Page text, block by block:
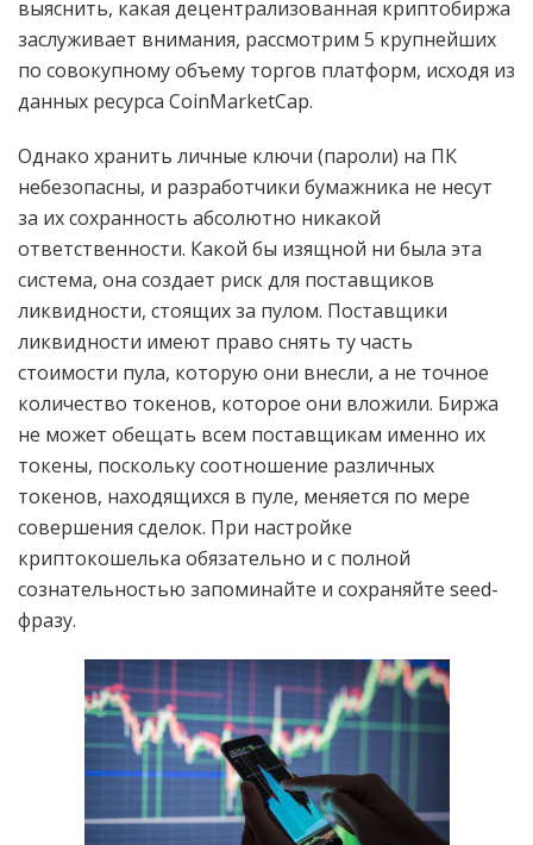
выяснить, какая децентрализованная криптобиржа
заслуживает внимания, рассмотрим 5 крупнейших
по совокупному объему торгов платформ, исходя из
данных ресурса CoinMarketCap.
Однако хранить личные ключи (пароли) на ПК
небезопасны, и разработчики бумажника не несут
за их сохранность абсолютно никакой
ответственности. Какой бы изящной ни была эта
система, она создает риск для поставщиков
ликвидности, стоящих за пулом. Поставщики
ликвидности имеют право снять ту часть
стоимости пула, которую они внесли, а не точное
количество токенов, которое они вложили. Биржа
не может обещать всем поставщикам именно их
токены, поскольку соотношение различных
токенов, находящихся в пуле, меняется по мере
совершения сделок. При настройке
криптокошелька обязательно и с полной
сознательностью запоминайте и сохраняйте seed-
фразу.